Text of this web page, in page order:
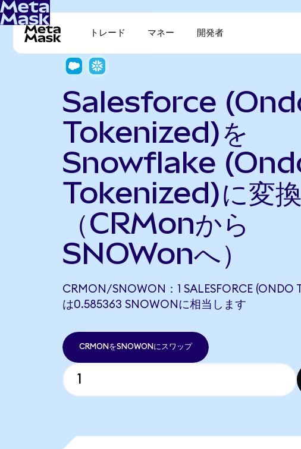
トレード マネー 開発者
Salesforce
Tokenized)を
Snowflake
Tokenized)に変換
（CRMonから
SNOWonへ）
CRMON/SNOWON：1 SALESFORCE (ONDO
は0.585363 SNOWONに相当します
CRMONをSNOWONにスワップ